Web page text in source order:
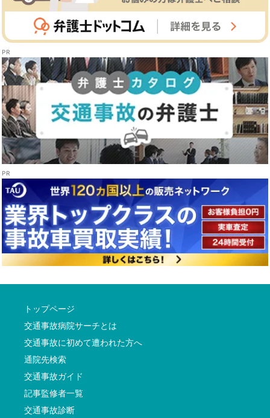
トップページ
交通事故病院サーチとは
交通事故に初めて遭われた方へ
通院先検索
交通事故ガイド
記事監修者一覧
交通事故診断